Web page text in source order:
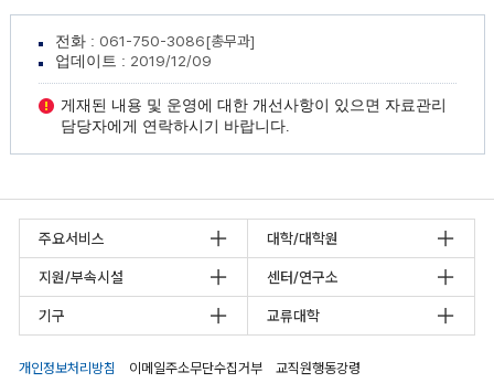
전화 : 061-750-3086[총무과]
업데이트 : 2019/12/09
게재된 내용 및 운영에 대한 개선사항이 있으면 자료관리
담당자에게 연락하시기 바랍니다.
주요서비스 대학/대학원
지원/부속시설 센터/연구소
기구 교류대학
개인정보처리방침 이메일주소무단수집거부
교직원행동강령